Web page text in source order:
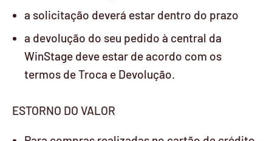
a solicitação deverá estar dentro do prazo
a devolução do seu pedido à central da
WinStage deve estar de acordo com os
termos de Troca e Devolução.
ESTORNO DO VALOR